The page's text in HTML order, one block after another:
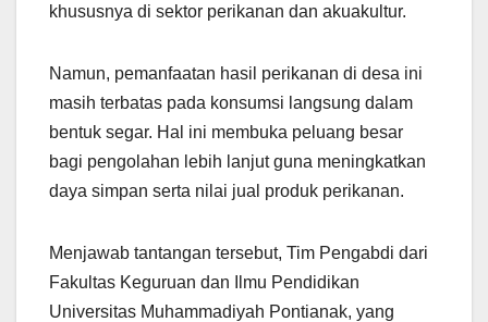
khususnya di sektor perikanan dan akuakultur.
Namun, pemanfaatan hasil perikanan di desa ini
masih terbatas pada konsumsi langsung dalam
bentuk segar. Hal ini membuka peluang besar
bagi pengolahan lebih lanjut guna meningkatkan
daya simpan serta nilai jual produk perikanan.
Menjawab tantangan tersebut, Tim Pengabdi dari
Fakultas Keguruan dan Ilmu Pendidikan
Universitas Muhammadiyah Pontianak, yang